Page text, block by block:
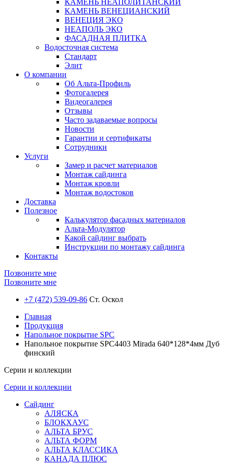
КАМЕНЬ НЕАПОЛИТАНСКИЙ
КАМЕНЬ ВЕНЕЦИАНСКИЙ
ВЕНЕЦИЯ ЭКО
НЕАПОЛЬ ЭКО
ФАСАДНАЯ ПЛИТКА
Водосточная система
Стандарт
Элит
О компании
Об Альта-Профиль
Фотогалерея
Видеогалерея
Отзывы
Часто задаваемые вопросы
Новости
Гарантии и сертификаты
Сотрудники
Услуги
Замер и расчет материалов
Монтаж сайдинга
Монтаж кровли
Монтаж водостоков
Доставка
Полезное
Калькулятор фасадных материалов
Альта-Модулятор
Какой сайдинг выбрать
Инструкции по монтажу сайдинга
Контакты
Позвоните мне
Позвоните мне
+7 (472) 539-09-86 Ст. Оскол
Главная
Продукция
Напольное покрытие SPC
Напольное покрытие SPC4403 Mirada 640*128*4мм Дуб
финский
Серии и коллекции
Серии и коллекции
Сайдинг
АЛЯСКА
БЛОКХАУС
АЛЬТА БРУС
АЛЬТА ФОРМ
АЛЬТА КЛАССИКА
КАНАДА ПЛЮС